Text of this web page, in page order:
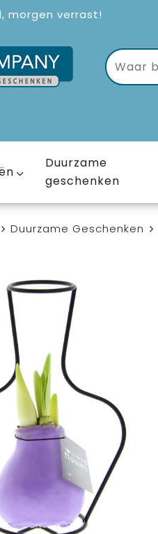
morgen verrast!
(4,6/5)
Duurzame
geschenken
Duurzame Geschenken